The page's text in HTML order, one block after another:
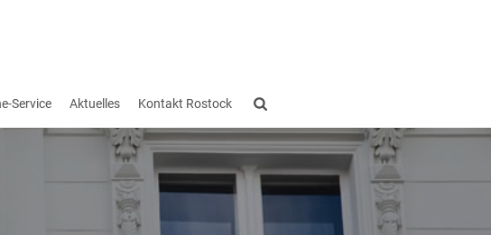
Service Aktuelles Kontakt Rostock